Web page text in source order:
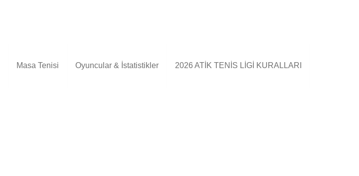
Masa Tenisi Oyuncular & İstatistikler 2026 ATİK TENİS LİGİ KURALLARI